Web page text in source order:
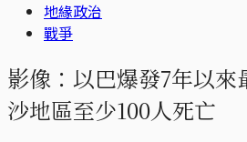
地緣政治
戰爭
影像：以巴爆發7年以來
沙地區至少100人死亡